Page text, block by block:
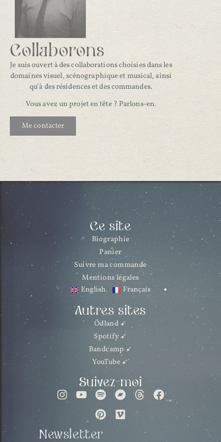
Gérer le consentement
Pour offrir les meilleures expériences, nous utilisons des technologies telles
Collaborons
Je suis ouvert à des collaborations choisies dans les
domaines visuel, scénographique et musical, ainsi
qu’à des résidences et des commandes.
Vous avez un projet en tête ? Parlons-en.
Me contacter
Ce site
Biographie
Panier
Suivre ma commande
Mentions légales
English
Français
Autres sites
Ödland ➹
Spotify ➹
Bandcamp ➹
YouTube ➹
Suivez-moi
Newsletter